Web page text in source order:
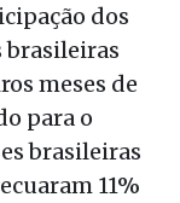
dos
brasileiras
meses de
para o
brasileiras
11%